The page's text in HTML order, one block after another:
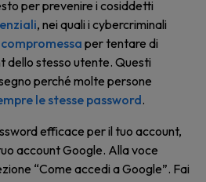
per prevenire i cosiddetti
, nei quali i cybercriminali
per tentare di
dello stesso utente. Questi
perché molte persone
le stesse password.
efficace per il tuo account,
account Google. Alla voce
“Come accedi a Google”. Fai